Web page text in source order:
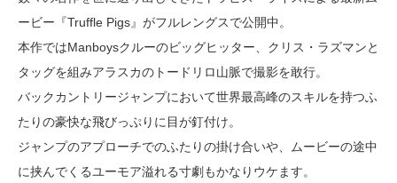
ービー『Truffle Pigs』がフルレングスで公開中。
本作ではManboysクルーのビッグヒッター、クリス・ラズマンと
タッグを組みアラスカのトードリロ山脈で撮影を敢行。
バックカントリージャンプにおいて世界最高峰のスキルを持つふ
たりの豪快な飛びっぷりに目が釘付け。
ジャンプのアプローチでのふたりの掛け合いや、ムービーの途中
に挟んでくるユーモア溢れる寸劇もかなりウケます。